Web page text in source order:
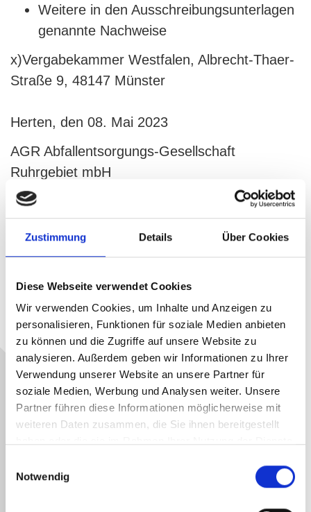
Zustimmung Details Über Cookies
Diese Webseite verwendet Cookies
Wir verwenden Cookies, um Inhalte und Anzeigen zu
personalisieren, Funktionen für soziale Medien anbieten
zu können und die Zugriffe auf unsere Website zu
analysieren. Außerdem geben wir Informationen zu Ihrer
Verwendung unserer Website an unsere Partner für
soziale Medien, Werbung und Analysen weiter. Unsere
Partner führen diese Informationen möglicherweise mit
weiteren Daten zusammen, die Sie ihnen bereitgestellt
Notwendig
Weitere in den Ausschreibungsunterlagen
genannte Nachweise
x)Vergabekammer Westfalen, Albrecht-Thaer-
Straße 9, 48147 Münster
Herten, den 08. Mai 2023
AGR Abfallentsorgungs-Gesellschaft
Ruhrgebiet mbH
Zentraldeponie Hattingen: Optimierung der
Gasfassung sowie Maßnahmen zur In-situ-
Rahmen der Nationalen
Klimaschutzinitiative
a) AGR Abfallentsorgungs-Gesellschaft
Ruhrgebiet mbH, Im Emscherbruch 11, 45699
Herten, Telefon: 02366/300-0, Telefax
02366/300-889, E-Mail: einkauf@agr.de
b) Öffentliche Ausschreibung nach VOB/A
c) Auftragsvergabe auf elektronischem Wege
und Verfahren der Ver- und Entschlüsselung